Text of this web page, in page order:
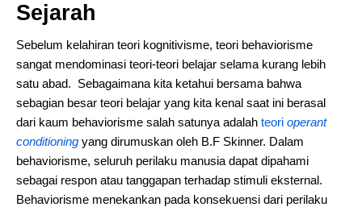
Sejarah
Sebelum kelahiran teori kognitivisme, teori behaviorisme
sangat mendominasi teori-teori belajar selama kurang lebih
satu abad. Sebagaimana kita ketahui bersama bahwa
sebagian besar teori belajar yang kita kenal saat ini berasal
dari kaum behaviorisme salah satunya adalah teori operant
conditioning yang dirumuskan oleh B.F Skinner. Dalam
behaviorisme, seluruh perilaku manusia dapat dipahami
sebagai respon atau tanggapan terhadap stimuli eksternal.
Behaviorisme menekankan pada konsekuensi dari perilaku